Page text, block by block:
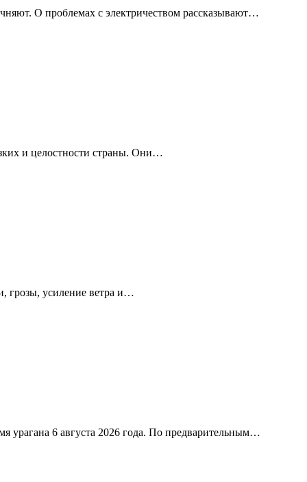
О проблемах с электричеством рассказывают…
и целостности страны. Они…
грозы, усиление ветра и…
урагана 6 августа 2026 года. По предварительным…